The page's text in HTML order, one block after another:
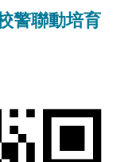
警聯動培育